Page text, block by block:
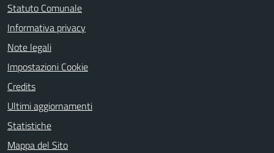
Statuto Comunale
Informativa privacy
Note legali
Impostazioni Cookie
Credits
Ultimi aggiornamenti
Statistiche
Mappa del Sito